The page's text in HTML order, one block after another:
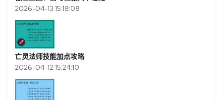
2026-04-13 15:18:08
亡灵法师技能加点攻略
2026-04-12 15:24:10